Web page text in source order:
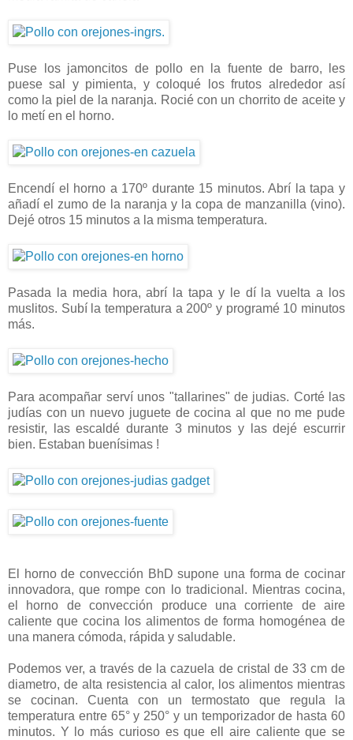
Puse los jamoncitos de pollo en la fuente de barro, les
puese sal y pimienta, y coloqué los frutos alrededor así
como la piel de la naranja. Rocié con un chorrito de aceite y
lo metí en el horno.
Encendí el horno a 170º durante 15 minutos. Abrí la tapa y
añadí el zumo de la naranja y la copa de manzanilla (vino).
Dejé otros 15 minutos a la misma temperatura.
Pasada la media hora, abrí la tapa y le dí la vuelta a los
muslitos. Subí la temperatura a 200º y programé 10 minutos
más.
Para acompañar serví unos "tallarines" de judias. Corté las
judías con un nuevo juguete de cocina al que no me pude
resistir, las escaldé durante 3 minutos y las dejé escurrir
bien. Estaban buenísimas !
El horno de convección BhD supone una forma de cocinar
innovadora, que rompe con lo tradicional. Mientras cocina,
el horno de convección produce una corriente de aire
caliente que cocina los alimentos de forma homogénea de
una manera cómoda, rápida y saludable.
Podemos ver, a través de la cazuela de cristal de 33 cm de
diametro, de alta resistencia al calor, los alimentos mientras
se cocinan. Cuenta con un termostato que regula la
temperatura entre 65° y 250° y un temporizador de hasta 60
minutos. Y lo más curioso es que ell aire caliente que se